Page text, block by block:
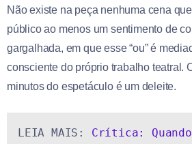
Não existe na peça nenhuma cena
público ao menos um sentimento de
gargalhada, em que esse “ou” é
consciente do próprio trabalho teatral.
minutos do espetáculo é um deleite.
LEIA MAIS: Crítica: